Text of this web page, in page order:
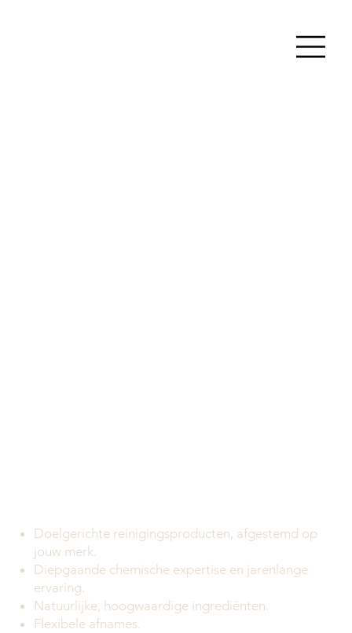
Doelgerichte reinigingsproducten, afgestemd op
jouw merk.
Diepgaande chemische expertise en jarenlange
ervaring.
Natuurlijke, hoogwaardige ingrediënten.
Flexibele afnames.